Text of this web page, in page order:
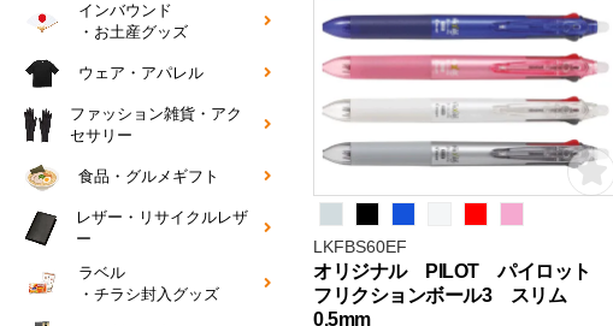
LKFBS60EF
オリジナル PILOT パイロット
フリクションボール3 スリム
0.5mm
インバウンド
・お土産グッズ
ウェア・アパレル
ファッション雑貨・アク
セサリー
食品・グルメギフト
レザー・リサイクルレザ
ー
ラベル
・チラシ封入グッズ